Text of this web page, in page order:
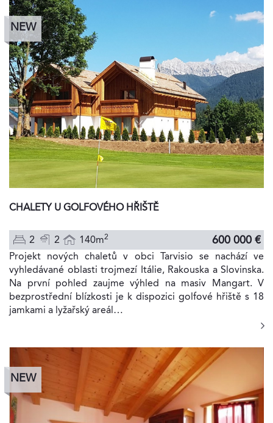
NEW
CHALETY U GOLFOVÉHO HŘIŠTĚ
2 2 140m2 600 000 €
Projekt nových chaletů v obci Tarvisio se nachází ve
vyhledávané oblasti trojmezí Itálie, Rakouska a Slovinska.
Na první pohled zaujme výhled na masiv Mangart. V
bezprostřední blízkosti je k dispozici golfové hřiště s 18
jamkami a lyžařský areál…
NEW